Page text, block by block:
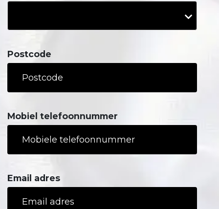
Postcode
Mobiel telefoonnummer
Email adres